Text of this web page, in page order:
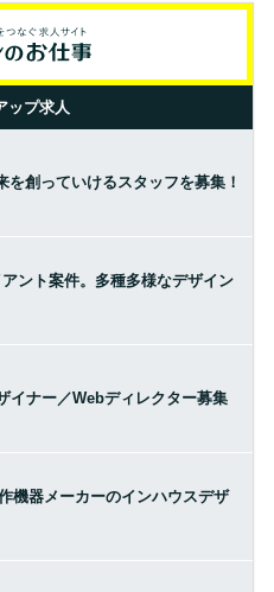
ップ求人
を創っていけるスタッフを募集！
ント案件。多種多様なデザイン
イナー／Webディレクター募集
機器メーカーのインハウスデザ